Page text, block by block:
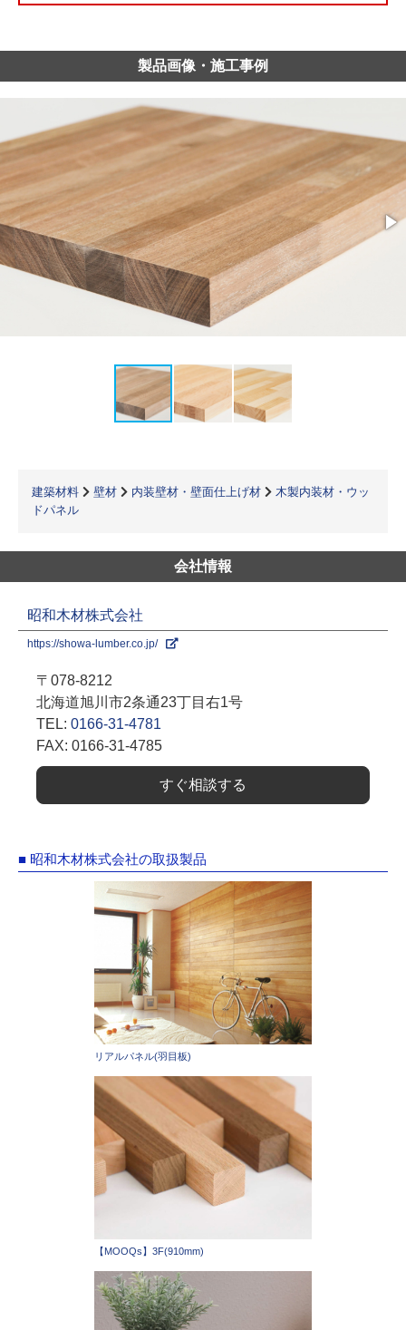
製品画像・施工事例
建築材料 壁材 内装壁材・壁面仕上げ材
木製内装材・ウッ
ドパネル
会社情報
昭和木材株式会社
https://showa-lumber.co.jp/
〒078-8212
北海道旭川市2条通23丁目右1号
TEL: 0166-31-4781
FAX: 0166-31-4785
すぐ相談する
■ 昭和木材株式会社の取扱製品
リアルパネル(羽目板)
【MOOQs】3F(910mm)